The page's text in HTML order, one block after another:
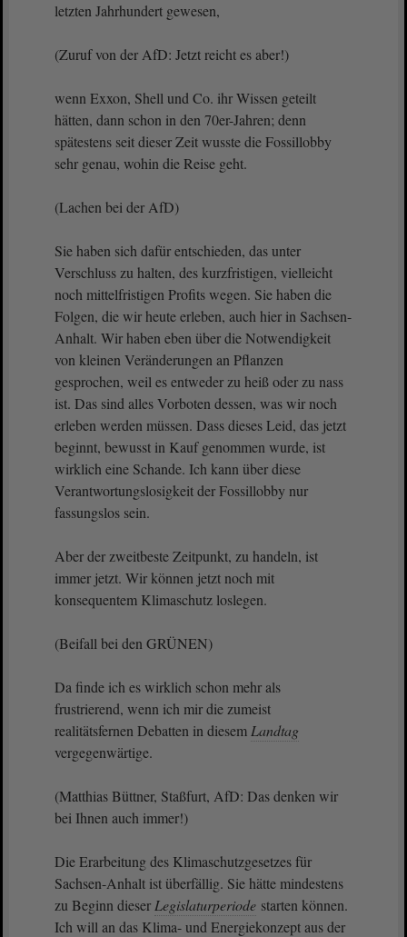
letzten Jahrhundert gewesen,
(Zuruf von der AfD: Jetzt reicht es aber!)
wenn Exxon, Shell und Co. ihr Wissen geteilt
hätten, dann schon in den 70er-Jahren; denn
spätestens seit dieser Zeit wusste die Fossillobby
sehr genau, wohin die Reise geht.
(Lachen bei der AfD)
Sie haben sich dafür entschieden, das unter
Verschluss zu halten, des kurzfristigen, vielleicht
noch mittelfristigen Profits wegen. Sie haben die
Folgen, die wir heute erleben, auch hier in Sachsen-
Anhalt. Wir haben eben über die Notwendigkeit
von kleinen Veränderungen an Pflanzen
gesprochen, weil es entweder zu heiß oder zu nass
ist. Das sind alles Vorboten dessen, was wir noch
erleben werden müssen. Dass dieses Leid, das jetzt
beginnt, bewusst in Kauf genommen wurde, ist
wirklich eine Schande. Ich kann über diese
Verantwortungslosigkeit der Fossillobby nur
fassungslos sein.
Aber der zweitbeste Zeitpunkt, zu handeln, ist
immer jetzt. Wir können jetzt noch mit
konsequentem Klimaschutz loslegen.
(Beifall bei den GRÜNEN)
Da finde ich es wirklich schon mehr als
frustrierend, wenn ich mir die zumeist
realitätsfernen Debatten in diesem Landtag
vergegenwärtige.
(Matthias Büttner, Staßfurt, AfD: Das denken wir
bei Ihnen auch immer!)
Die Erarbeitung des Klimaschutzgesetzes für
Sachsen-Anhalt ist überfällig. Sie hätte mindestens
zu Beginn dieser Legislaturperiode starten können.
Ich will an das Klima- und Energiekonzept aus der